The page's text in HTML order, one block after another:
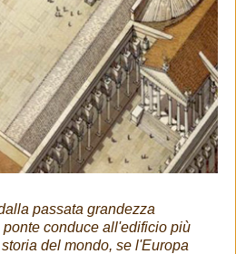
passata grandezza
conduce all'edificio più
del mondo, se l'Europa